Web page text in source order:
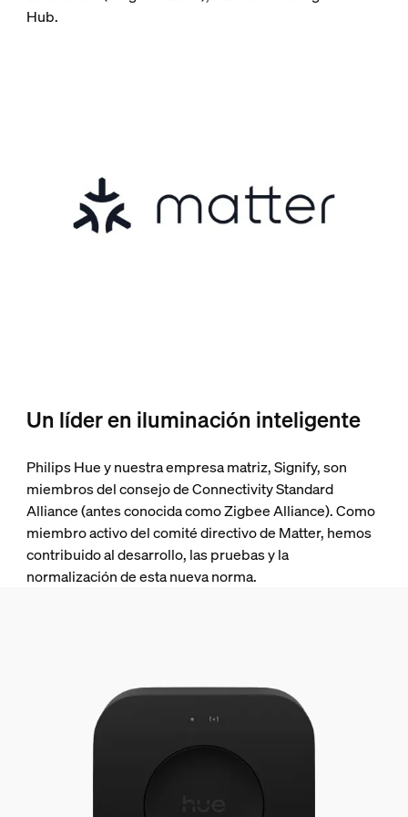
Hub.
Un líder en iluminación inteligente
Philips Hue y nuestra empresa matriz, Signify, son
miembros del consejo de Connectivity Standard
Alliance (antes conocida como Zigbee Alliance). Como
miembro activo del comité directivo de Matter, hemos
contribuido al desarrollo, las pruebas y la
normalización de esta nueva norma.